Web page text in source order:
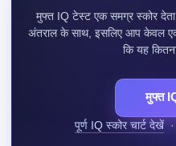
मुफ्त IQ टेस्ट एक समग्र स्कोर देता
अंतराल के साथ, इसलिए आप केवल
कि यह
मुफ्त
पूर्ण IQ स्कोर चार्ट देखें